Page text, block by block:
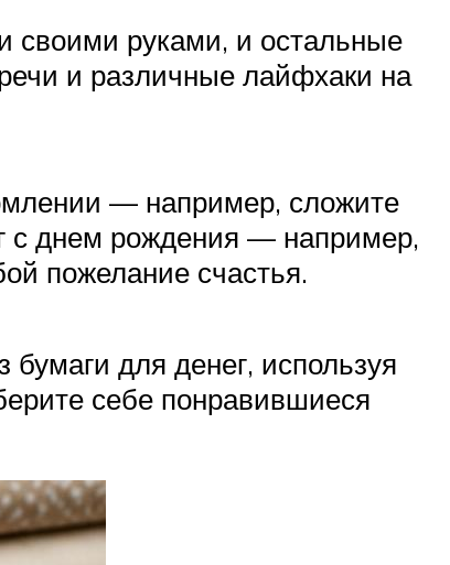
своими руками, и остальные
и различные лайфхаки на
— например, сложите
с днем рождения — например,
пожелание счастья.
бумаги для денег, используя
себе понравившиеся